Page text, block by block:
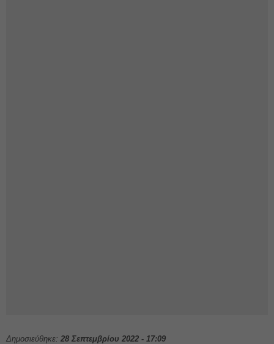
Δημοσιεύθηκε: 28 Σεπτεμβρίου 2022 - 17:09